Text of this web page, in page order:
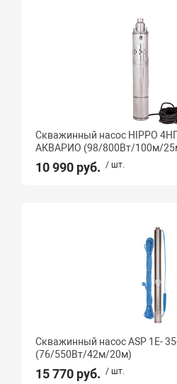
Скважинный насос HIPPO
АКВАРИО (98/800Вт/100м/
10 990 руб. / шт.
Скважинный насос ASP 1E-
(76/550Вт/42м/20м)
15 770 руб. / шт.